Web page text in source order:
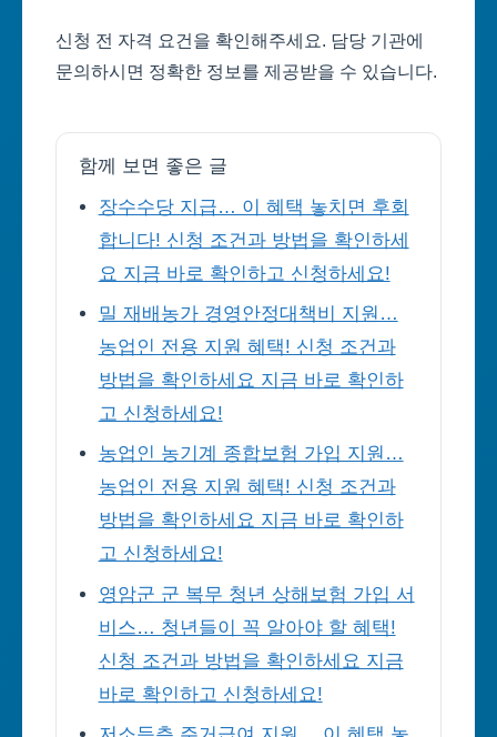
신청 전 자격 요건을 확인해주세요. 담당 기관에
문의하시면 정확한 정보를 제공받을 수 있습니다.
함께 보면 좋은 글
장수수당 지급… 이 혜택 놓치면 후회
합니다! 신청 조건과 방법을 확인하세
요 지금 바로 확인하고 신청하세요!
밀 재배농가 경영안정대책비 지원…
농업인 전용 지원 혜택! 신청 조건과
방법을 확인하세요 지금 바로 확인하
고 신청하세요!
농업인 농기계 종합보험 가입 지원…
농업인 전용 지원 혜택! 신청 조건과
방법을 확인하세요 지금 바로 확인하
고 신청하세요!
영암군 군 복무 청년 상해보험 가입 서
비스… 청년들이 꼭 알아야 할 혜택!
신청 조건과 방법을 확인하세요 지금
바로 확인하고 신청하세요!